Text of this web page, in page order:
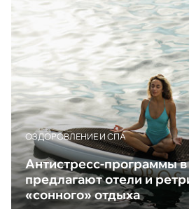
ОЗДОРОВЛЕНИЕ И СПА
Антистресс-программы
предлагают отели и
«сонного» отдыха